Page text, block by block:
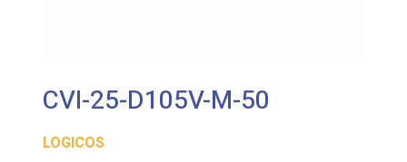
CVI-25-D105V-M-50
LOGICOS